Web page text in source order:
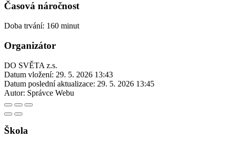
Časová náročnost
Doba trvání: 160 minut
Organizátor
DO SVĚTA z.s.
Datum vložení: 29. 5. 2026 13:43
Datum poslední aktualizace: 29. 5. 2026 13:45
Autor: Správce Webu
Škola